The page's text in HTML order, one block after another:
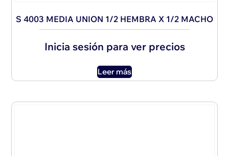
S 4003 MEDIA UNION 1/2 HEMBRA X 1/2 MACHO
Inicia sesión para ver precios
Leer más